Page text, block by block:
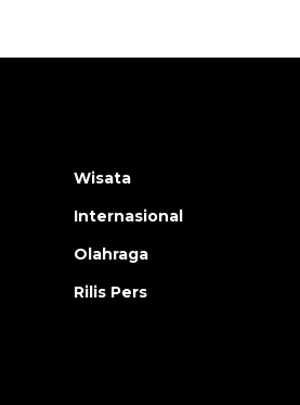
Wisata
Internasional
Olahraga
Rilis Pers